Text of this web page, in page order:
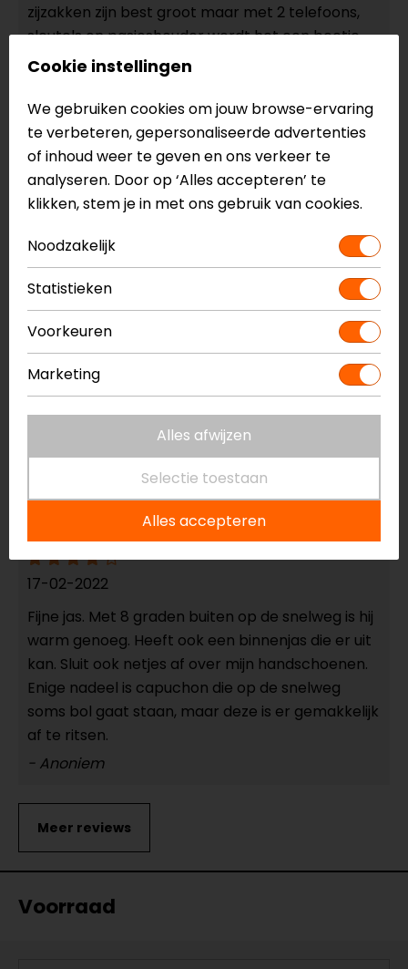
zijzakken zijn best groot maar met 2 telefoons,
sleutels en pasjeshouder wordt het een beetje
rommelig en vol. Het klittenband op de mouw
zou eigenlijk verder door moeten lopen zodat het
sluitlipje blijft plakken wanneer deze op de
ruimste stand staat.
- Lankhaar
16-03-2025
Flexibel draagt lekker makkelijk, geen last van
bescherming protectors en moderne capuchon
lekker in je nek tijdens rit en heerlijk winddicht en
warm ook bij 6 graden , zeer tevreden!!!
- Zaman
geen toelichting gegeven
- koot
17-02-2022
Fijne jas. Met 8 graden buiten op de snelweg is hij
warm genoeg. Heeft ook een binnenjas die er uit
kan. Sluit ook netjes af over mijn handschoenen.
Enige nadeel is capuchon die op de snelweg
soms bol gaat staan, maar deze is er gemakkelijk
af te ritsen.
- Anoniem
Voorraad
Cookie instellingen
We gebruiken cookies om jouw browse-ervaring
te verbeteren, gepersonaliseerde advertenties
of inhoud weer te geven en ons verkeer te
analyseren. Door op ‘Alles accepteren’ te
klikken, stem je in met ons gebruik van cookies.
Noodzakelijk
Statistieken
Voorkeuren
Marketing
Alles afwijzen
Selectie toestaan
Alles accepteren